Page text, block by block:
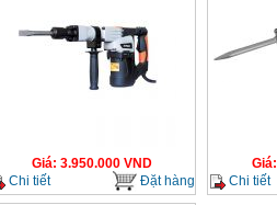
Giá: 3.950.000 VND
Chi tiết
Đặt hàng
Giá:
Chi tiết